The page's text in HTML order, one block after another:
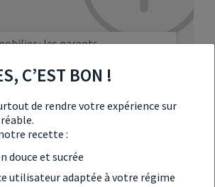
: les parents
!
maximum pour obtenir
: Bruno Lemaire
ne révisera pas les 35 %
C’EST BON !
de rendre votre expérience sur
recette :
douce et sucrée
utilisateur adaptée à votre régime